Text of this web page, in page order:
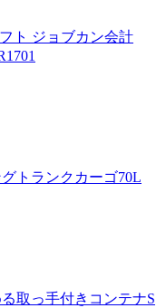
ト ジョブカン会計
トランクカーゴ70L
取っ手付きコンテナS